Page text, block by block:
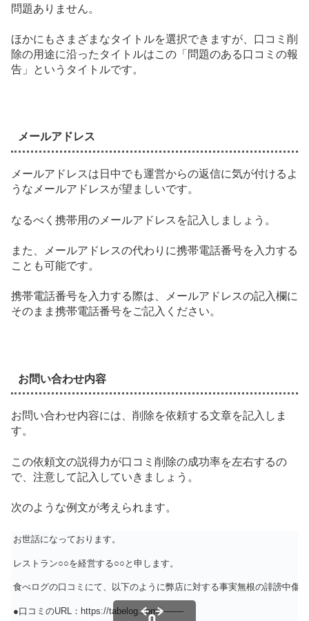
問題ありません。
ほかにもさまざまなタイトルを選択できますが、口コミ削
除の用途に沿ったタイトルはこの「問題のある口コミの報
告」というタイトルです。
メールアドレス
メールアドレスは日中でも運営からの返信に気が付けるよ
うなメールアドレスが望ましいです。
なるべく携帯用のメールアドレスを記入しましょう。
また、メールアドレスの代わりに携帯電話番号を入力する
ことも可能です。
携帯電話番号を入力する際は、メールアドレスの記入欄に
そのまま携帯電話番号をご記入ください。
お問い合わせ内容
お問い合わせ内容には、削除を依頼する文章を記入しま
す。
この依頼文の説得力が口コミ削除の成功率を左右するの
で、注意して記入していきましょう。
次のような例文が考えられます。
お世話になっております。
レストラン○○を経営する○○と申します。
食べログの口コミにて、以下のように弊店に対する事実無根の誹謗中傷
●口コミのURL：https://tabelog.com/——–